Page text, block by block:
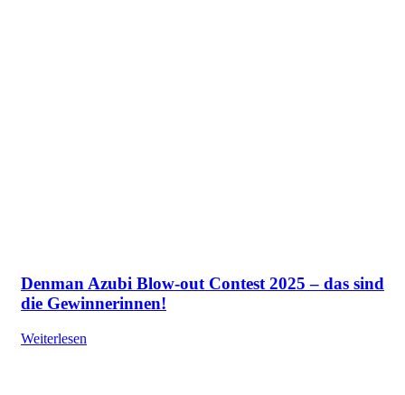
Denman Azubi Blow-out Contest 2025 – das sind
die Gewinnerinnen!
Weiterlesen